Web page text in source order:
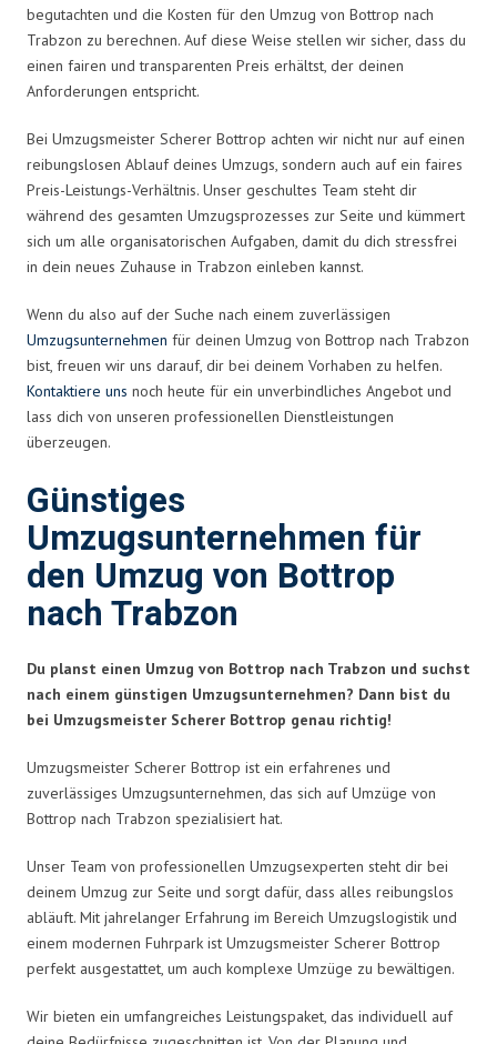
begutachten und die Kosten für den Umzug von Bottrop nach
Trabzon zu berechnen. Auf diese Weise stellen wir sicher, dass du
einen fairen und transparenten Preis erhältst, der deinen
Anforderungen entspricht.
Bei Umzugsmeister Scherer Bottrop achten wir nicht nur auf einen
reibungslosen Ablauf deines Umzugs, sondern auch auf ein faires
Preis-Leistungs-Verhältnis. Unser geschultes Team steht dir
während des gesamten Umzugsprozesses zur Seite und kümmert
sich um alle organisatorischen Aufgaben, damit du dich stressfrei
in dein neues Zuhause in Trabzon einleben kannst.
Wenn du also auf der Suche nach einem zuverlässigen
Umzugsunternehmen für deinen Umzug von Bottrop nach Trabzon
bist, freuen wir uns darauf, dir bei deinem Vorhaben zu helfen.
Kontaktiere uns noch heute für ein unverbindliches Angebot und
lass dich von unseren professionellen Dienstleistungen
überzeugen.
Günstiges
Umzugsunternehmen für
den Umzug von Bottrop
nach Trabzon
Du planst einen Umzug von Bottrop nach Trabzon und suchst
nach einem günstigen Umzugsunternehmen? Dann bist du
bei Umzugsmeister Scherer Bottrop genau richtig!
Umzugsmeister Scherer Bottrop ist ein erfahrenes und
zuverlässiges Umzugsunternehmen, das sich auf Umzüge von
Bottrop nach Trabzon spezialisiert hat.
Unser Team von professionellen Umzugsexperten steht dir bei
deinem Umzug zur Seite und sorgt dafür, dass alles reibungslos
abläuft. Mit jahrelanger Erfahrung im Bereich Umzugslogistik und
einem modernen Fuhrpark ist Umzugsmeister Scherer Bottrop
perfekt ausgestattet, um auch komplexe Umzüge zu bewältigen.
Wir bieten ein umfangreiches Leistungspaket, das individuell auf